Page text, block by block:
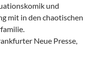
und
mit in den chaotischen
Neue Presse,